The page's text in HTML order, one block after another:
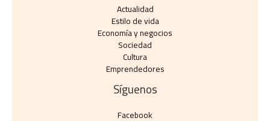
Actualidad
Estilo de vida
Economía y negocios​
Sociedad
Cultura
Emprendedores
Síguenos
Facebook